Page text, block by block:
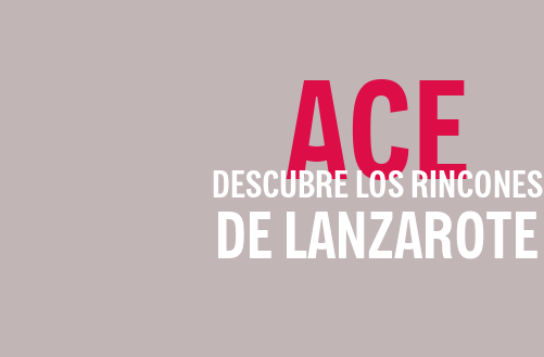
ACE
DESCUBRE LOS RINCONES
DE LANZAROTE